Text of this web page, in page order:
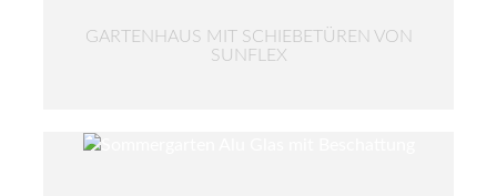
GARTENHAUS MIT SCHIEBETÜREN VON
SUNFLEX